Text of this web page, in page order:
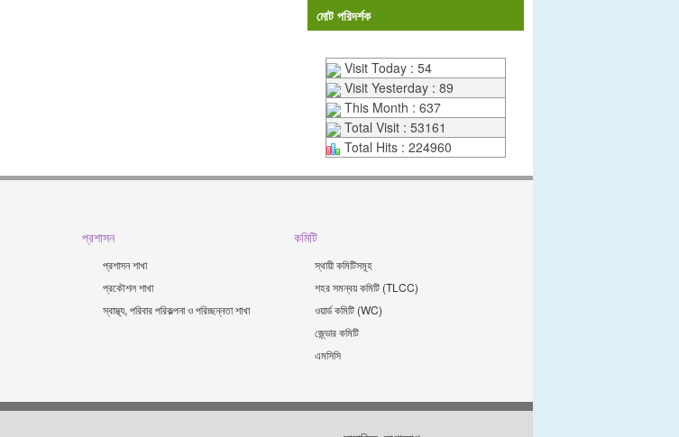
মোট পরিদর্শক
Visit Today : 54
Visit Yesterday : 89
This Month : 637
Total Visit : 53161
Total Hits : 224960
প্রশাসন
প্রশাসন শাখা
প্রকৌশল শাখা
স্বাস্থ্য, পরিবার পরিকল্পনা ও পরিচ্ছন্নতা শাখা
কমিটি
স্থায়ী কমিটিসমূহ
শহর সমন্বয় কমিটি (TLCC)
ওয়ার্ড কমিটি (WC)
জে্ন্ডার কমিটি
এমসিসি